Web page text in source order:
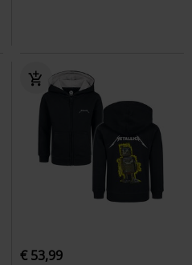
€ 53,99